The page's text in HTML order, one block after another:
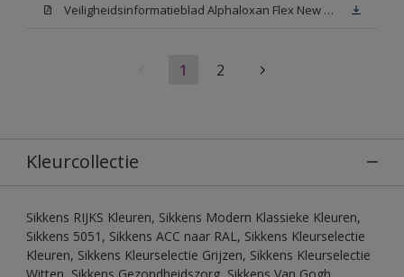
Veiligheidsinformatieblad Alphaloxan Flex New N00 (MSDS)
1 2
Kleurcollectie
Sikkens RIJKS Kleuren, Sikkens Modern Klassieke Kleuren,
Sikkens 5051, Sikkens ACC naar RAL, Sikkens Kleurselectie
Kleuren, Sikkens Kleurselectie Grijzen, Sikkens Kleurselectie